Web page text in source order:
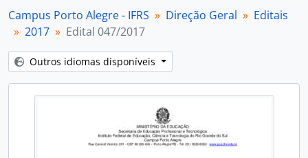
[Item] Edital 051/2017
[Subséries] 2018
[Subséries] 2019
[Subséries] 2020
[Subséries] 2021
[Subséries] 2022
[Subséries] 2023
[Séries] Instruções Normativas
Campus Porto Alegre - IFRS Direção Geral
Editais
2017
Edital 047/2017
Outros idiomas disponíveis